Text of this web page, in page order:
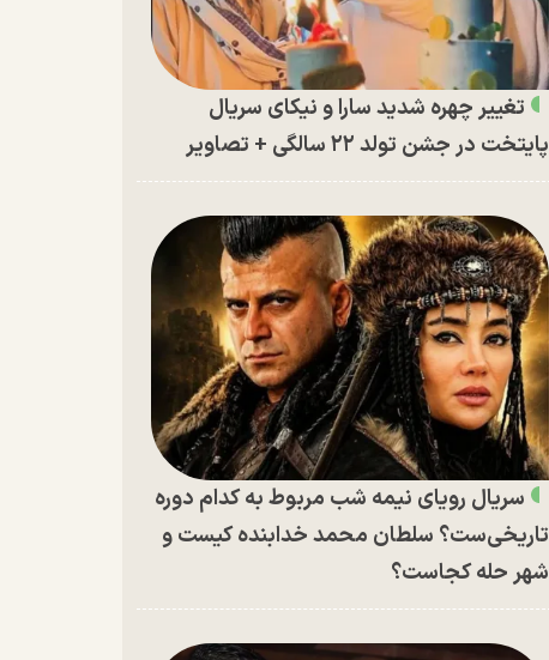
تغییر چهره شدید سارا و نیکای سریال
پایتخت در جشن تولد ۲۲ سالگی + تصاویر
سریال رویای نیمه شب مربوط به کدام دوره
تاریخی‌ست؟ سلطان محمد خدابنده کیست و
شهر حله کجاست؟